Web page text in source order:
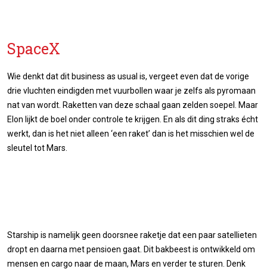
SpaceX
Wie denkt dat dit business as usual is, vergeet even dat de vorige
drie vluchten eindigden met vuurbollen waar je zelfs als pyromaan
nat van wordt. Raketten van deze schaal gaan zelden soepel. Maar
Elon lijkt de boel onder controle te krijgen. En als dit ding straks écht
werkt, dan is het niet alleen ‘een raket’ dan is het misschien wel de
sleutel tot Mars.
Starship is namelijk geen doorsnee raketje dat een paar satellieten
dropt en daarna met pensioen gaat. Dit bakbeest is ontwikkeld om
mensen en cargo naar de maan, Mars en verder te sturen. Denk